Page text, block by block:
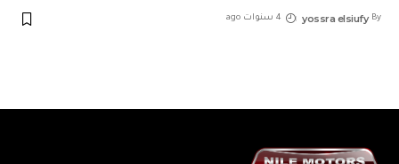
By
yossra elsiufy 4 سنوات ago